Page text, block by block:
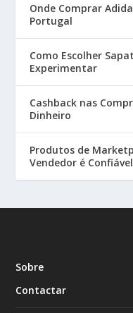
Onde Comprar
Portugal
Como Escolher
Experimentar
Cashback nas
Dinheiro
Produtos de
Vendedor é
Sobre
Contactar